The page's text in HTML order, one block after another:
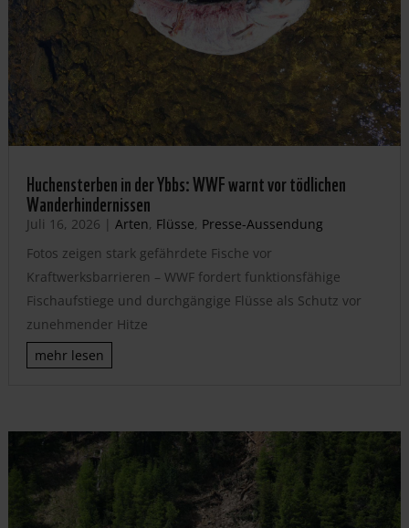
Huchensterben in der Ybbs: WWF warnt vor tödlichen
Wanderhindernissen
Juli 16, 2026 | Arten, Flüsse, Presse-Aussendung
Fotos zeigen stark gefährdete Fische vor
Kraftwerksbarrieren – WWF fordert funktionsfähige
Fischaufstiege und durchgängige Flüsse als Schutz vor
zunehmender Hitze
mehr lesen